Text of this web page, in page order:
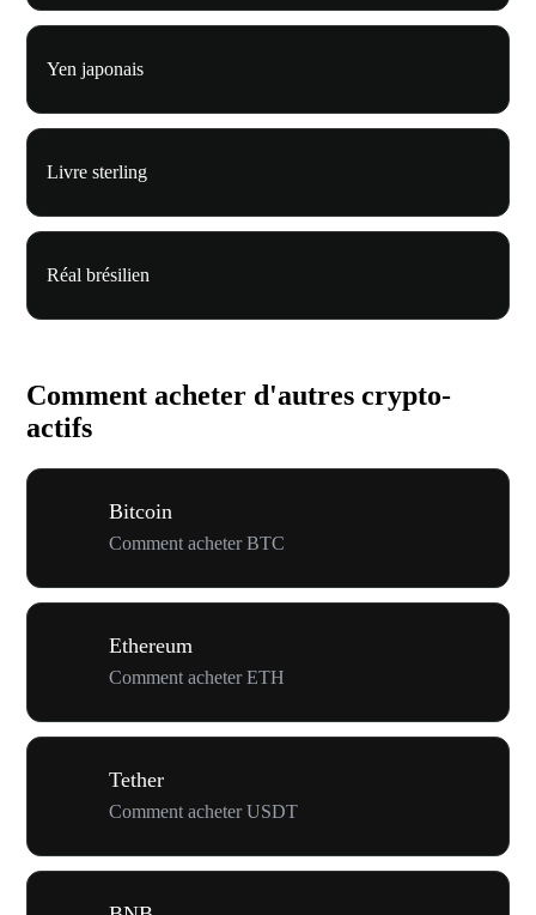
Yen japonais
Livre sterling
Réal brésilien
Comment acheter d'autres crypto-
actifs
Bitcoin
Comment acheter BTC
Ethereum
Comment acheter ETH
Tether
Comment acheter USDT